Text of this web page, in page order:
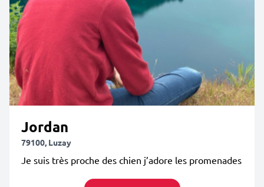
Jordan
79100, Luzay
Je suis très proche des chien j’adore les promenades